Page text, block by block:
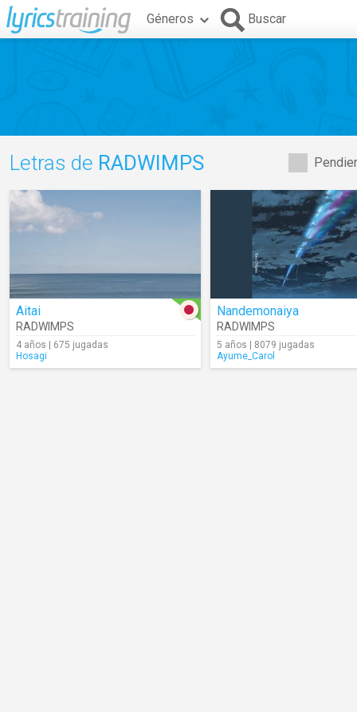
Géneros Buscar
Letras de RADWIMPS
Aitai
RADWIMPS
4 años | 675 jugadas
Hosagi
Nandemonaiya
RADWIMPS
5 años | 8079 jugadas
Ayume_Carol